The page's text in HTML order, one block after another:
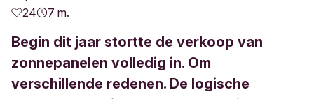
24
7 m.
Begin dit jaar stortte de verkoop van
zonnepanelen volledig in. Om
verschillende redenen. De logische